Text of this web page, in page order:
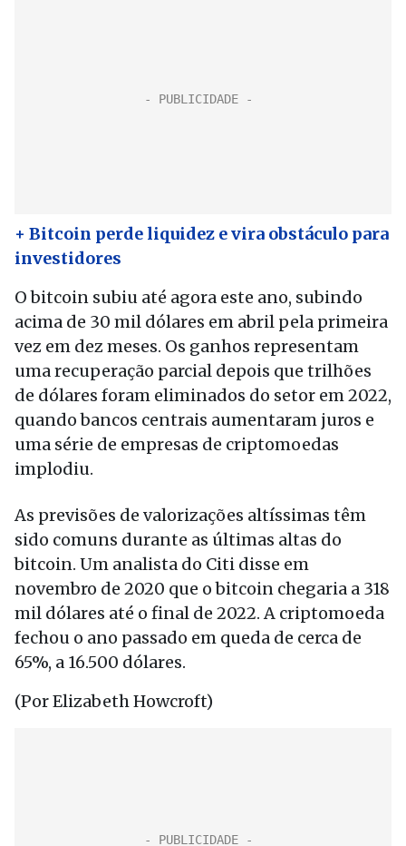
+ Bitcoin perde liquidez e vira obstáculo para
investidores
O bitcoin subiu até agora este ano, subindo
acima de 30 mil dólares em abril pela primeira
vez em dez meses. Os ganhos representam
uma recuperação parcial depois que trilhões
de dólares foram eliminados do setor em 2022,
quando bancos centrais aumentaram juros e
uma série de empresas de criptomoedas
implodiu.
As previsões de valorizações altíssimas têm
sido comuns durante as últimas altas do
bitcoin. Um analista do Citi disse em
novembro de 2020 que o bitcoin chegaria a 318
mil dólares até o final de 2022. A criptomoeda
fechou o ano passado em queda de cerca de
65%, a 16.500 dólares.
(Por Elizabeth Howcroft)